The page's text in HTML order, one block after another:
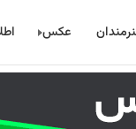
عکس